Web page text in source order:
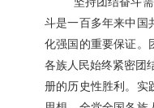
斗是一百多年来中国
化强国的重要保证。
各族人民始终紧密团
册的历史性胜利。实